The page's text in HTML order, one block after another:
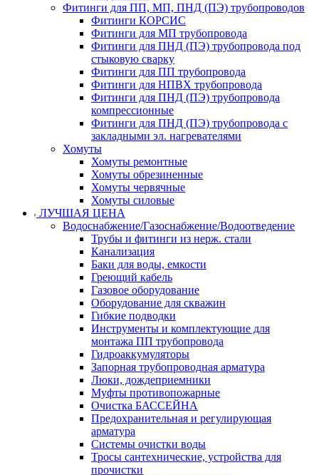
Фитинги для ПП, МП, ПНД (ПЭ) трубопроводов
Фитинги КОРСИС
Фитинги для МП трубопровода
Фитинги для ПНД (ПЭ) трубопровода под
стыковую сварку
Фитинги для ПП трубопровода
Фитинги для НПВХ трубопровода
Фитинги для ПНД (ПЭ) трубопровода
компрессионные
Фитинги для ПНД (ПЭ) трубопровода с
закладными эл. нагревателями
Хомуты
Хомуты ремонтные
Хомуты обрезиненные
Хомуты червячные
Хомуты силовые
ЛУЧШАЯ ЦЕНА
Водоснабжение/Газоснабжение/Водоотведение
Трубы и фитинги из нерж. стали
Канализация
Баки для воды, емкости
Греющий кабель
Газовое оборудование
Оборудование для скважин
Гибкие подводки
Инструменты и комплектующие для
монтажа ПП трубопровода
Гидроаккумуляторы
Запорная трубопроводная арматура
Люки, дождеприемники
Муфты противопожарные
Очистка БАССЕЙНА
Предохранительная и регулирующая
арматура
Системы очистки воды
Тросы сантехнические, устройства для
прочистки